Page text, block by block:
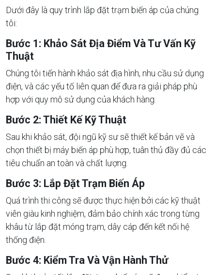
Dưới đây là quy trình lắp đặt trạm biến áp của chúng
tôi:
Bước 1: Khảo Sát Địa Điểm Và Tư Vấn Kỹ
Thuật
Chúng tôi tiến hành khảo sát địa hình, nhu cầu sử dụng
điện, và các yếu tố liên quan để đưa ra giải pháp phù
hợp với quy mô sử dụng của khách hàng.
Bước 2: Thiết Kế Kỹ Thuật
Sau khi khảo sát, đội ngũ kỹ sư sẽ thiết kế bản vẽ và
chọn thiết bị máy biến áp phù hợp, tuân thủ đầy đủ các
tiêu chuẩn an toàn và chất lượng.
Bước 3: Lắp Đặt Trạm Biến Áp
Quá trình thi công sẽ được thực hiện bởi các kỹ thuật
viên giàu kinh nghiệm, đảm bảo chính xác trong từng
khâu từ lắp đặt móng trạm, dây cáp đến kết nối hệ
thống điện.
Bước 4: Kiểm Tra Và Vận Hành Thử